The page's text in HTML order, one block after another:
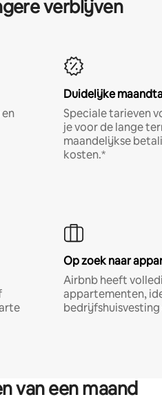
verblijven
Duidelijke
Speciale tarieven
je voor de lange
maandelijkse
kosten.*
Op zoek naar
Airbnb heeft
appartementen,
van een maand